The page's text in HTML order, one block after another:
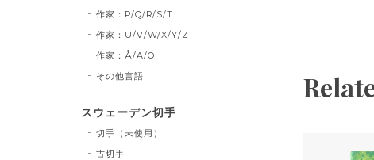
作家：P/Q/R/S/T
作家：U/V/W/X/Y/Z
作家：Å/Ä/Ö
その他言語
スウェーデン切手
切手（未使用）
古切手